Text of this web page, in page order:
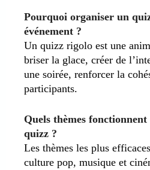
Pourquoi organiser un
événement ?
Un quizz rigolo est une
briser la glace, créer de
une soirée, renforcer la
participants.
Quels thèmes
quizz ?
Les thèmes les plus
culture pop, musique et